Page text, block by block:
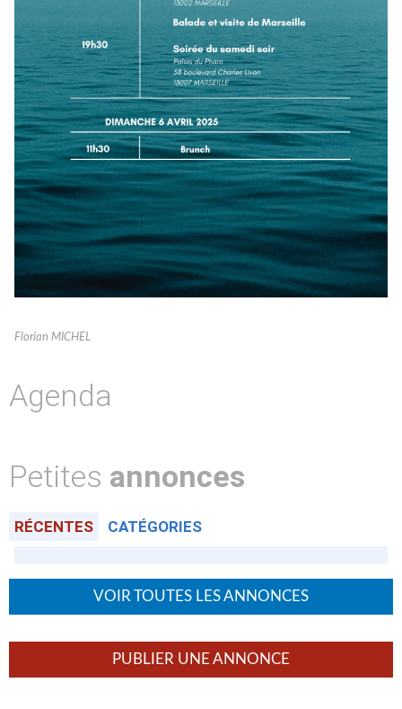
Florian MICHEL
Agenda
Petites annonces
RÉCENTES CATÉGORIES
VOIR TOUTES LES ANNONCES
PUBLIER UNE ANNONCE